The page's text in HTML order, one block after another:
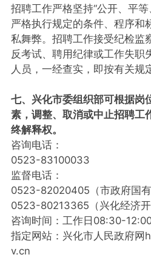
招聘工作严格坚持“公开、平等
严格执行规定的条件、程序和
私舞弊。招聘工作接受纪检监
反考试、聘用纪律或工作失职
人员，一经查实，即按有关规
七、兴化市委组织部可根据岗
素，调整、取消或中止招聘工
终解释权。
咨询电话：
0523-83100033
监督电话：
0523-82020405（市政府国有
0523-80213365（兴化经济开
咨询时间：工作日08:30-
指定网站：兴化市人民政府
v.cn